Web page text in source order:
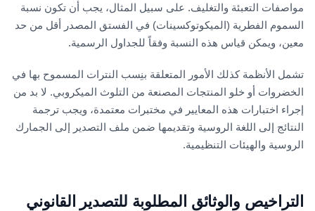
مواصفات التعبئة والتغليف. على سبيل المثال، يجب أن تكون نسبة
السموم الفطرية (الميكوتوكسينات) في الفستق المصدر أقل من حد
معين، ويمكن قياس هذه النسبة وفقاً للجداول الرسمية.
تشمل الأنظمة كذلك الأمور المتعلقة بنِسب النترات المسموح بها في
الخضروات أو خلو المنتجات المصنعة من التلوث الميكروبي. لا بد من
إجراء اختبارات هذه المعايير في مختبرات معتمدة، ويجب ترجمة
النتائج إلى اللغة الروسية وتقديمها ضمن ملف التصدير إلى الجمارك
الروسية والهيئات التنظيمية.
التراخيص والوثائق المطلوبة للتصدير القانوني